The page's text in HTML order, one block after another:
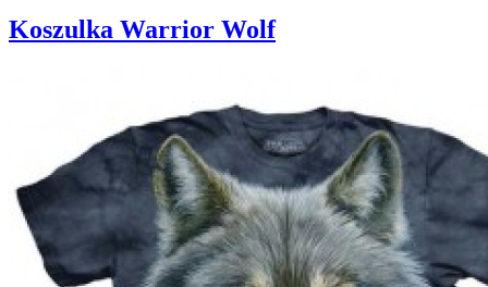
Koszulka Warrior Wolf